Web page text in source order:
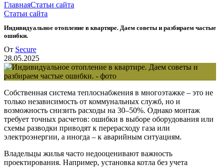
ГлавнаяСтатьи сайта
Статьи сайта
Индивидуальное отопление в квартире. Даем советы и разбираем частые
ошибки.
От Secure
28.05.2025
Собственная система теплоснабжения в многоэтажке – это не
только независимость от коммунальных служб, но и
возможность снизить расходы на 30–50%. Однако монтаж
требует точных расчетов: ошибки в выборе оборудования или
схемы разводки приводят к перерасходу газа или
электроэнергии, а иногда – к аварийным ситуациям.
Владельцы жилья часто недооценивают важность
проектирования. Например, установка котла без учета